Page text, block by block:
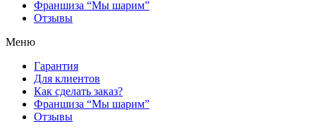
Франшиза “Мы шарим”
Отзывы
Меню
Гарантия
Для клиентов
Как сделать заказ?
Франшиза “Мы шарим”
Отзывы